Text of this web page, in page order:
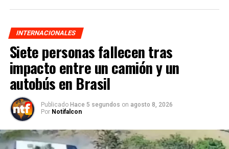
INTERNACIONALES
Siete personas fallecen tras
impacto entre un camión y un
autobús en Brasil
Publicado Hace 5 segundos on agosto 8, 2026
Por Notifalcon